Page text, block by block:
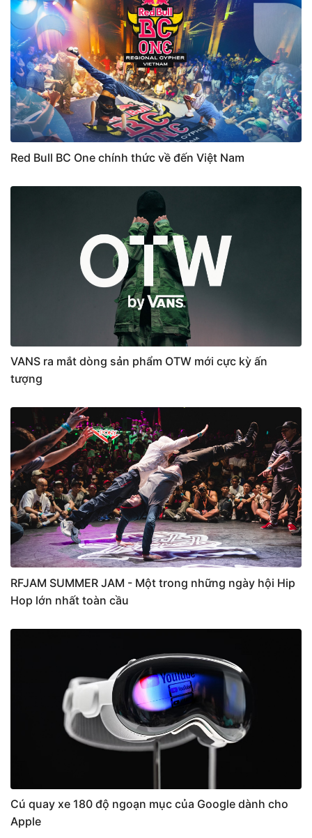
Red Bull BC One chính thức về đến Việt Nam
VANS ra mắt dòng sản phẩm OTW mới cực kỳ ấn
tượng
RFJAM SUMMER JAM - Một trong những ngày hội Hip
Hop lớn nhất toàn cầu
Cú quay xe 180 độ ngoạn mục của Google dành cho
Apple